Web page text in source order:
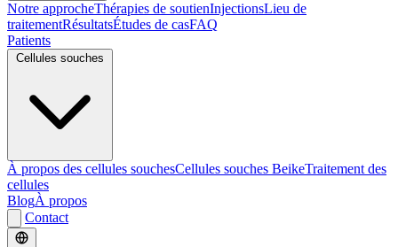
Notre approcheThérapies de soutienInjectionsLieu de
traitementRésultatsÉtudes de casFAQ
Patients
À propos des cellules souchesCellules souches BeikeTraitement des
cellules
BlogÀ propos
Contact